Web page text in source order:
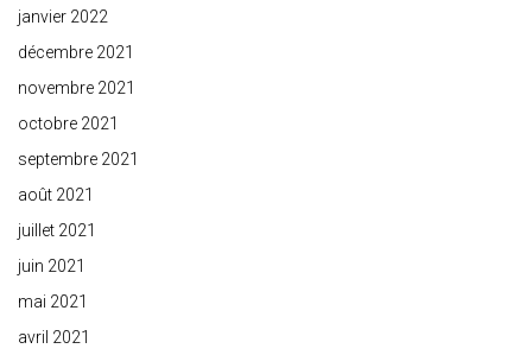
janvier 2022
décembre 2021
novembre 2021
octobre 2021
septembre 2021
août 2021
juillet 2021
juin 2021
mai 2021
avril 2021